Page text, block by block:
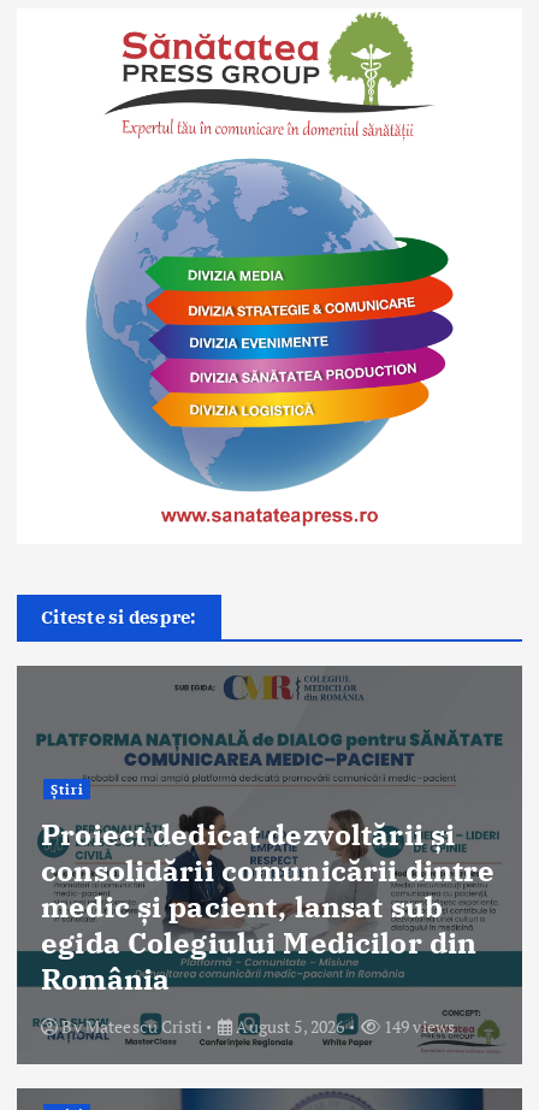
Citeste si despre:
Știri
Proiect dedicat dezvoltării și
consolidării comunicării dintre
medic și pacient, lansat sub
egida Colegiului Medicilor din
România
ByMateescu Cristi August 5, 2026 149 views